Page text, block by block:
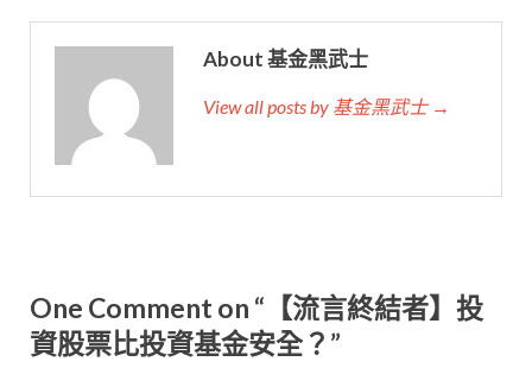
About 基金黑武士
View all posts by 基金黑武士 →
One Comment on “【流言終結者】投
資股票比投資基金安全？”